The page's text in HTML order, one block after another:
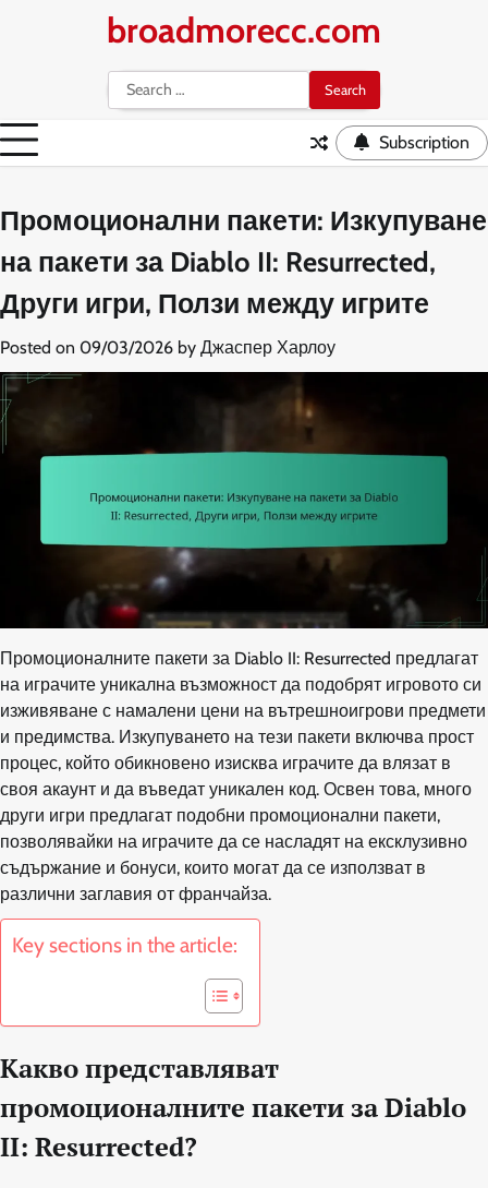
broadmorecc.com
Search
for:
Subscription
Промоционални пакети: Изкупуване
на пакети за Diablo II: Resurrected,
Други игри, Ползи между игрите
Posted on 09/03/2026 by Джаспер Харлоу
Промоционалните пакети за Diablo II: Resurrected предлагат
на играчите уникална възможност да подобрят игровото си
изживяване с намалени цени на вътрешноигрови предмети
и предимства. Изкупуването на тези пакети включва прост
процес, който обикновено изисква играчите да влязат в
своя акаунт и да въведат уникален код. Освен това, много
други игри предлагат подобни промоционални пакети,
позволявайки на играчите да се насладят на ексклузивно
съдържание и бонуси, които могат да се използват в
различни заглавия от франчайза.
Key sections in the article:
Какво представляват
промоционалните пакети за Diablo
II: Resurrected?